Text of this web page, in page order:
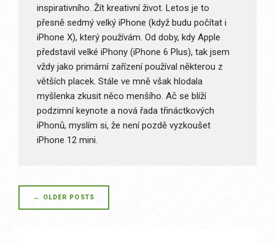
inspirativního. Žít kreativní život. Letos je to
přesně sedmý velký iPhone (když budu počítat i
iPhone X), který používám. Od doby, kdy Apple
představil velké iPhony (iPhone 6 Plus), tak jsem
vždy jako primární zařízení používal některou z
větších placek. Stále ve mně však hlodala
myšlenka zkusit něco menšího. Ač se blíží
podzimní keynote a nová řada třináctkových
iPhonů, myslím si, že není pozdě vyzkoušet
iPhone 12 mini.
Posts
← OLDER POSTS